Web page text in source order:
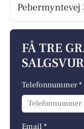
FÅ TRE
Telefonnummer *
Email *